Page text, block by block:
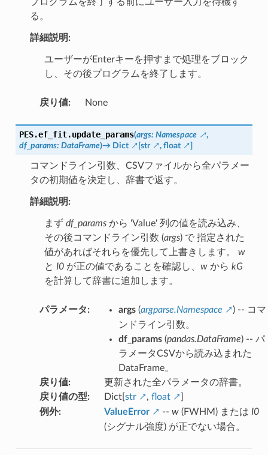
る。
詳細説明:
ユーザーがEnterキーを押すまで処理をブロック
し、その後プログラムを終了します。
戻り値: None
PES.ef_fit.update_params(args: Namespace
,
df_params: DataFrame)→ Dict [str , float ]
コマンドライン引数、CSVファイルから全パラメー
タの初期値を決定し、辞書で返す。
詳細説明:
まず df_paramsから 'Value' 列の値を読み込み、
その後コマンドライン引数 (args) で 指定された
値があればそれらを優先して上書きします。 w
と I0が正の値であることを確認し、 wから kG
を計算して辞書に追加します。
パラメータ: args(argparse.Namespace
) -- コマ
ンドライン引数。
df_params(pandas.DataFrame) -- パ
ラメータCSVから読み込まれた
DataFrame。
戻り値:
更新された全パラメータの辞書。
戻り値の型: Dict[ str , float
例外: ValueError -- w(FWHM) または I0
(シグナル強度) が正でない場合。